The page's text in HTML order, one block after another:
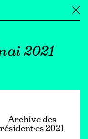
╳
2021
Archive des
résident·es 2021